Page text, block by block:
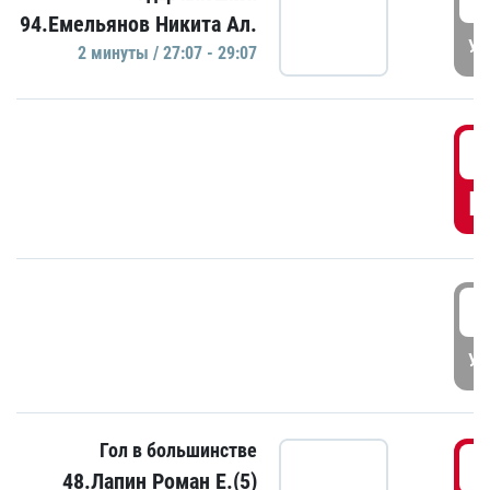
94.Емельянов Никита Ал.
2 минуты / 27:07 - 29:07
Гол в большинстве
48.Лапин Роман Е.(5)